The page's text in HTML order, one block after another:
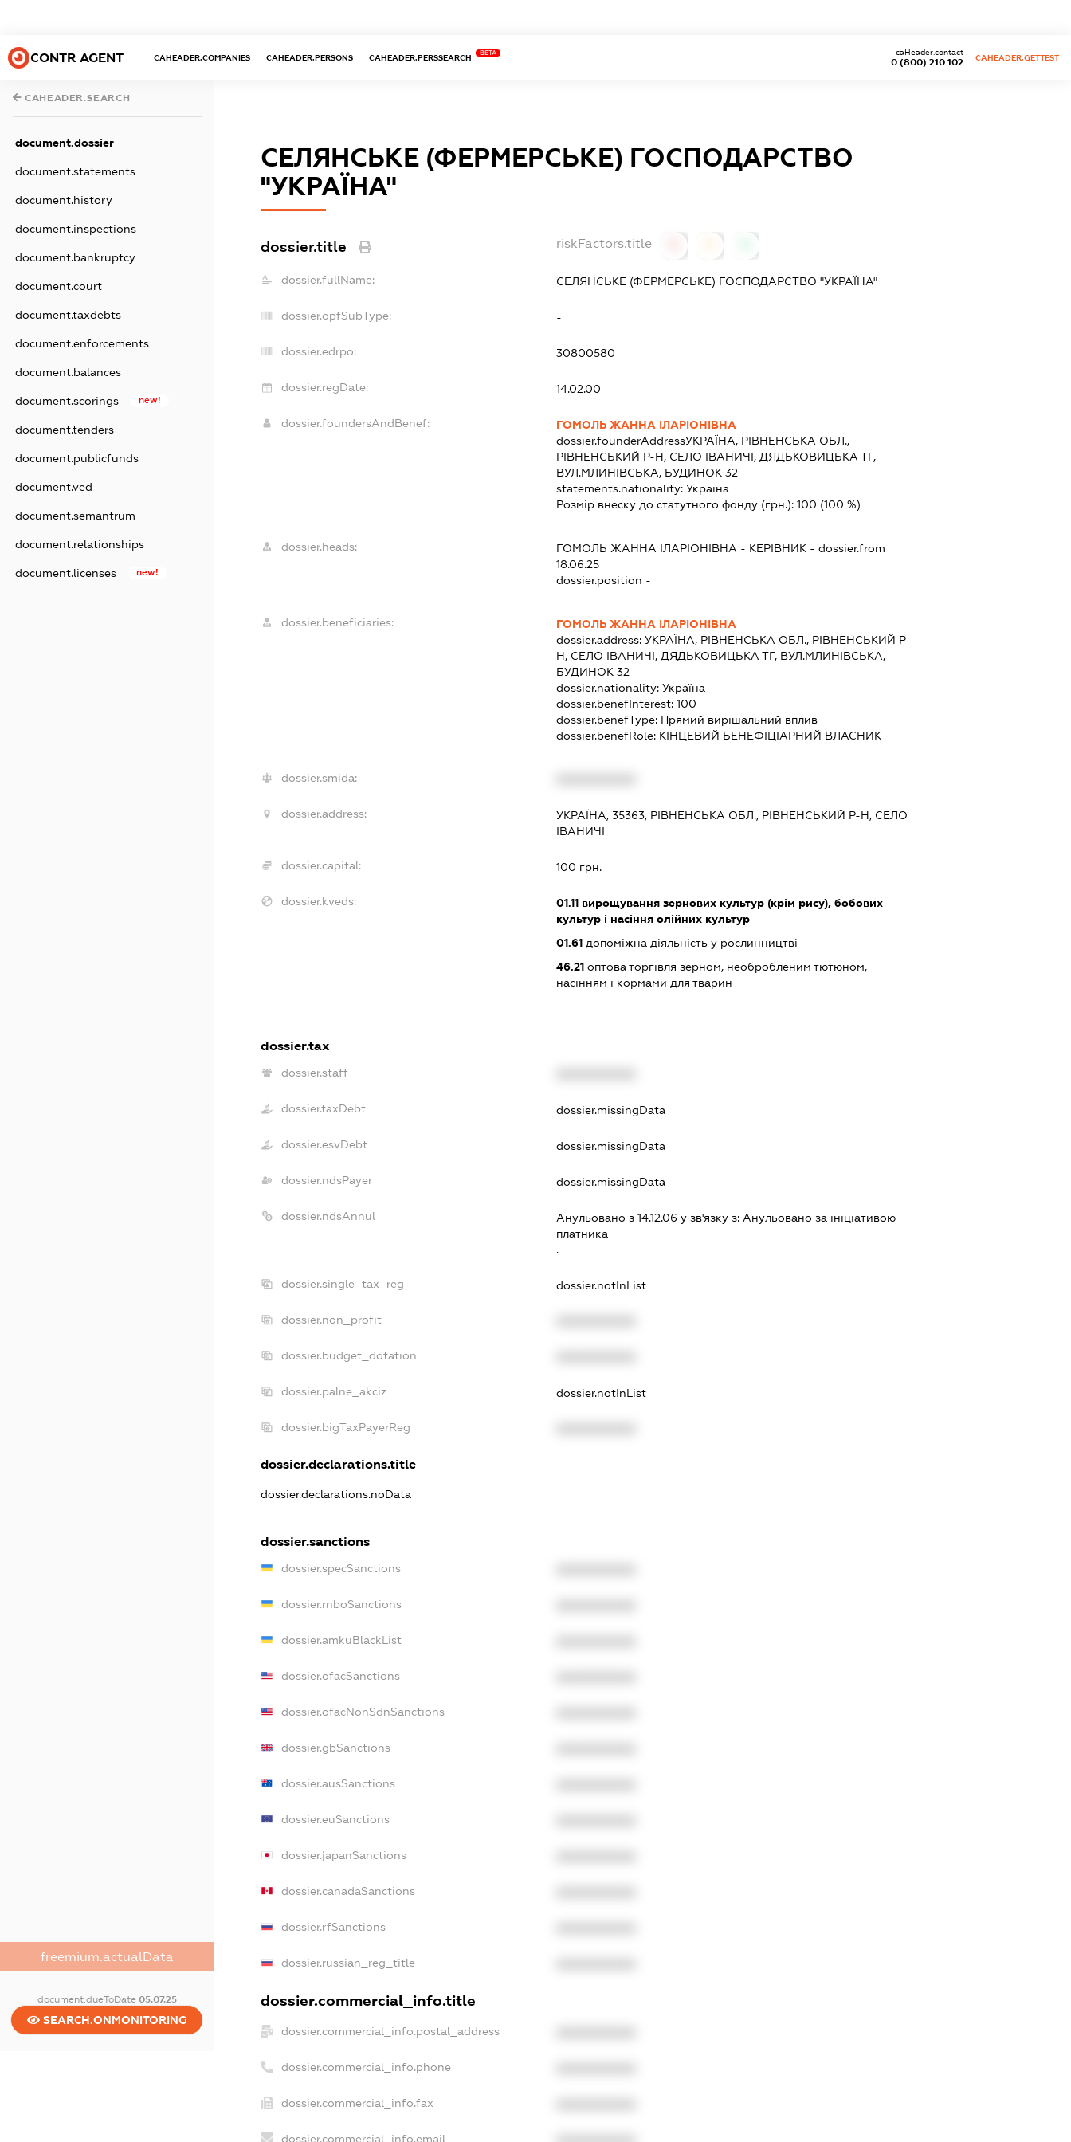
CONTR AGENT CAHEADER.COMPANIES CAHEADER.PERSONS CAHEADER.PERSSEARCH
BETA
0 (800) 210 102
caHeader.contact
CAHEADER.GETTEST
CAHEADER.SEARCH
document.dossier
document.statements
document.history
document.inspections
document.bankruptcy
document.court
document.taxdebts
document.enforcements
document.balances
document.scorings new!
document.tenders
document.publicfunds
document.ved
document.semantrum
document.relationships
document.licenses new!
freemium.actualData
document.dueToDate 05.07.25
SEARCH.ONMONITORING
СЕЛЯНСЬКЕ (ФЕРМЕРСЬКЕ) ГОСПОДАРСТВО
"УКРАЇНА"
dossier.title riskFactors.title
dossier.fullName: СЕЛЯНСЬКЕ (ФЕРМЕРСЬКЕ) ГОСПОДАРСТВО "УКРАЇНА"
dossier.opfSubType: -
dossier.edrpo: 30800580
dossier.regDate: 14.02.00
dossier.foundersAndBenef:
ГОМОЛЬ ЖАННА ІЛАРІОНІВНА
dossier.founderAddressУКРАЇНА, РІВНЕНСЬКА ОБЛ.,
РІВНЕНСЬКИЙ Р-Н, СЕЛО ІВАНИЧІ, ДЯДЬКОВИЦЬКА ТГ,
ВУЛ.МЛИНІВСЬКА, БУДИНОК 32
statements.nationality: Україна
Розмір внеску до статутного фонду (грн.): 100 (100 %)
dossier.heads: ГОМОЛЬ ЖАННА ІЛАРІОНІВНА - КЕРІВНИК - dossier.from
18.06.25
dossier.position -
dossier.beneficiaries:
ГОМОЛЬ ЖАННА ІЛАРІОНІВНА
dossier.address: УКРАЇНА, РІВНЕНСЬКА ОБЛ., РІВНЕНСЬКИЙ Р-
Н, СЕЛО ІВАНИЧІ, ДЯДЬКОВИЦЬКА ТГ, ВУЛ.МЛИНІВСЬКА,
БУДИНОК 32
dossier.nationality: Україна
dossier.benefInterest: 100
dossier.benefType: Прямий вирішальний вплив
dossier.benefRole: КІНЦЕВИЙ БЕНЕФІЦІАРНИЙ ВЛАСНИК
dossier.smida:
dossier.address:
УКРАЇНА, 35363, РІВНЕНСЬКА ОБЛ., РІВНЕНСЬКИЙ Р-Н, СЕЛО
ІВАНИЧІ
dossier.capital: 100 грн.
dossier.kveds: 01.11вирощування зернових культур (крім рису), бобових
культур і насіння олійних культур
01.61допоміжна діяльність у рослинництві
46.21оптова торгівля зерном, необробленим тютюном,
насінням і кормами для тварин
dossier.tax
dossier.staff
dossier.taxDebt dossier.missingData
dossier.esvDebt dossier.missingData
dossier.ndsPayer dossier.missingData
dossier.ndsAnnul Анульовано з 14.12.06 у зв'язку з: Анульовано за iнiцiативою
платника
.
dossier.single_tax_reg dossier.notInList
dossier.non_profit
dossier.budget_dotation
dossier.palne_akciz dossier.notInList
dossier.bigTaxPayerReg
dossier.declarations.title
dossier.declarations.noData
dossier.sanctions
dossier.specSanctions
dossier.rnboSanctions
dossier.amkuBlackList
dossier.ofacSanctions
dossier.ofacNonSdnSanctions
dossier.gbSanctions
dossier.ausSanctions
dossier.euSanctions
dossier.japanSanctions
dossier.canadaSanctions
dossier.rfSanctions
dossier.russian_reg_title
dossier.commercial_info.title
dossier.commercial_info.postal_address
dossier.commercial_info.phone
dossier.commercial_info.fax
dossier.commercial_info.email